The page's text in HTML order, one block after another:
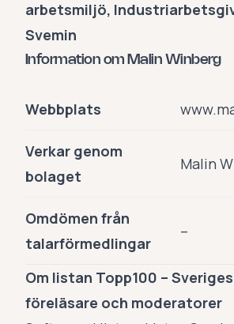
arbetsmiljö,
Svemin
Information om Malin Winberg
Webbplats
Verkar genom
bolaget
Malin
Omdömen från
talarförmedlingar
–
Om listan Topp100 –
föreläsare och moderatorer